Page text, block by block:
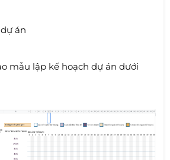
án
mẫu lập kế hoạch dự án dưới